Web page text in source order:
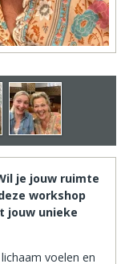
je jouw ruimte
workshop
jouw unieke
voelen en